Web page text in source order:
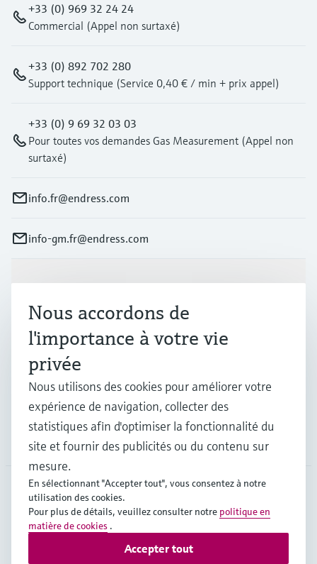
+33 (0) 969 32 24 24
Commercial (Appel non surtaxé)
+33 (0) 892 702 280
Support technique (Service 0,40 € / min + prix appel)
+33 (0) 9 69 32 03 03
Pour toutes vos demandes Gas Measurement (Appel non
surtaxé)
info.fr@endress.com
info-gm.fr@endress.com
Produits et services
Industries
Support
Société
FRA•Français
Nous accordons de
l'importance à votre vie
privée
Nous utilisons des cookies pour améliorer votre
expérience de navigation, collecter des
statistiques afin d'optimiser la fonctionnalité du
site et fournir des publicités ou du contenu sur
mesure.
En sélectionnant "Accepter tout", vous consentez à notre
utilisation des cookies.
Pour plus de détails, veuillez consulter notre politique en
matière de cookies .
Accepter tout